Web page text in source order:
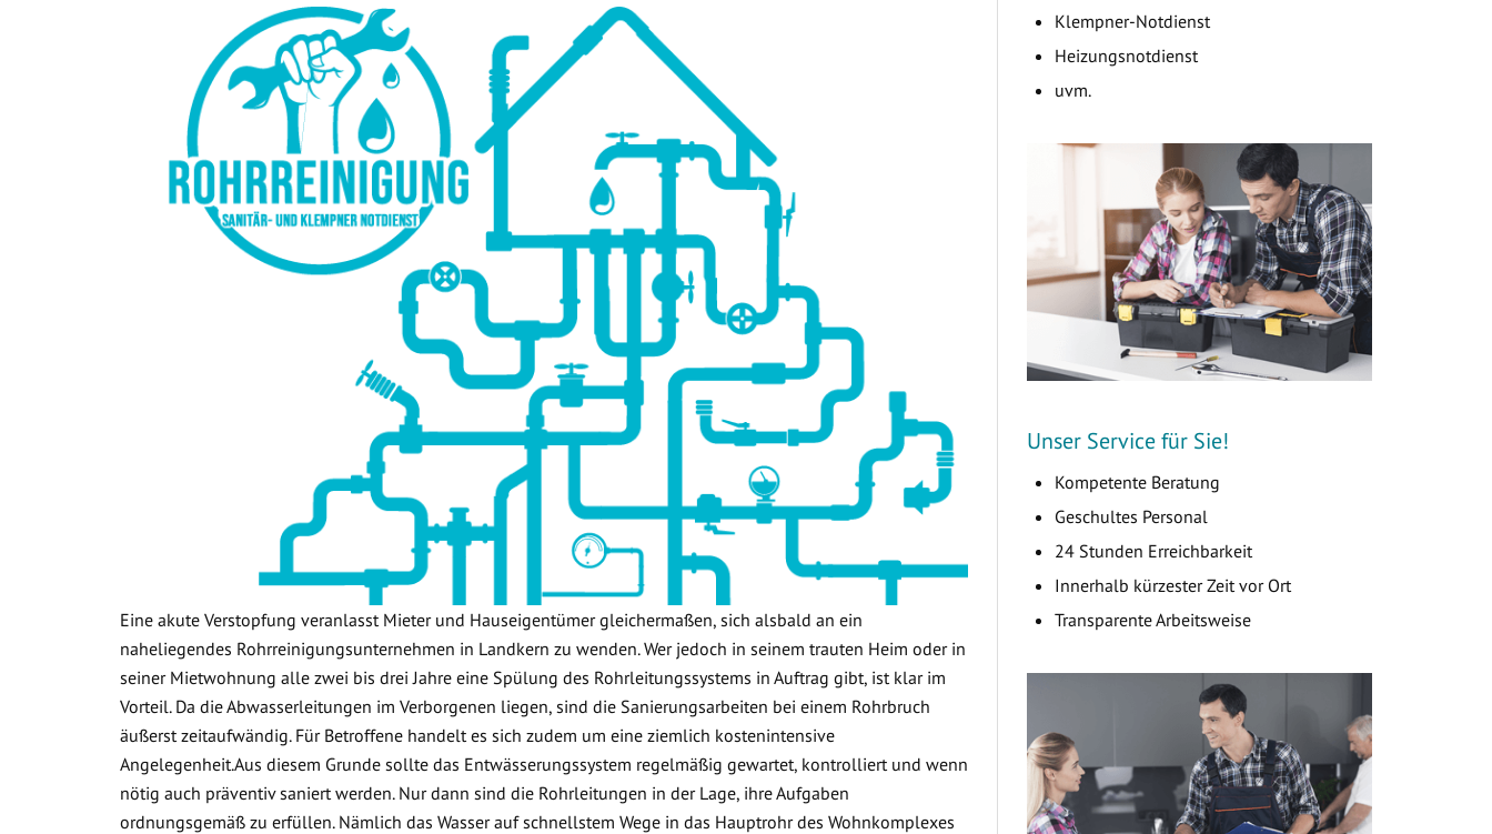
Eine akute Verstopfung veranlasst Mieter und Hauseigentümer gleichermaßen, sich alsbald an ein
naheliegendes Rohrreinigungsunternehmen in Landkern zu wenden. Wer jedoch in seinem trauten Heim oder in
seiner Mietwohnung alle zwei bis drei Jahre eine Spülung des Rohrleitungssystems in Auftrag gibt, ist klar im
Vorteil. Da die Abwasserleitungen im Verborgenen liegen, sind die Sanierungsarbeiten bei einem Rohrbruch
äußerst zeitaufwändig. Für Betroffene handelt es sich zudem um eine ziemlich kostenintensive
Angelegenheit.Aus diesem Grunde sollte das Entwässerungssystem regelmäßig gewartet, kontrolliert und wenn
nötig auch präventiv saniert werden. Nur dann sind die Rohrleitungen in der Lage, ihre Aufgaben
ordnungsgemäß zu erfüllen. Nämlich das Wasser auf schnellstem Wege in das Hauptrohr des Wohnkomplexes
Klempner-Notdienst
Heizungsnotdienst
uvm.
Unser Service für Sie!
Kompetente Beratung
Geschultes Personal
24 Stunden Erreichbarkeit
Innerhalb kürzester Zeit vor Ort
Transparente Arbeitsweise